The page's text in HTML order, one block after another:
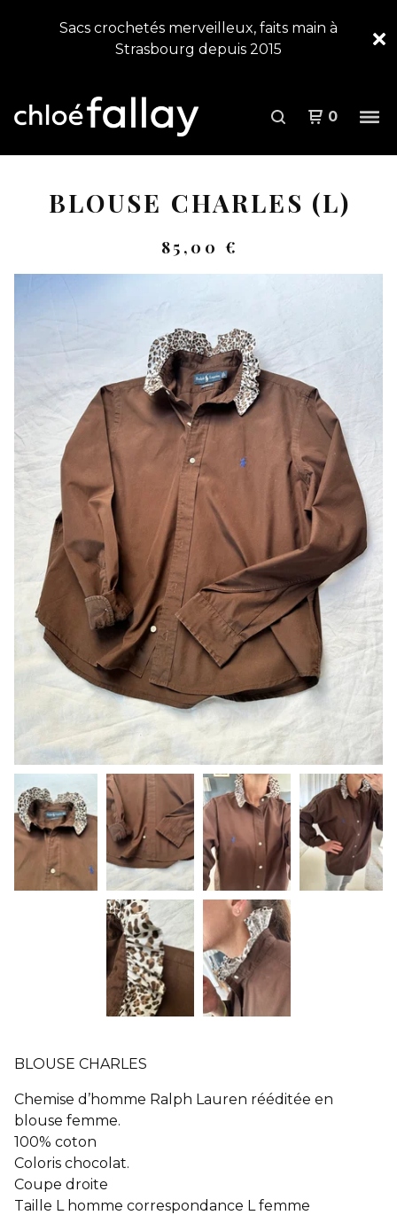
Sacs crochetés merveilleux, faits main à
Strasbourg depuis 2015
0
BLOUSE CHARLES (L)
85,00€
BLOUSE CHARLES
Chemise d’homme Ralph Lauren rééditée en
blouse femme.
100% coton
Coloris chocolat.
Coupe droite
Taille L homme correspondance L femme